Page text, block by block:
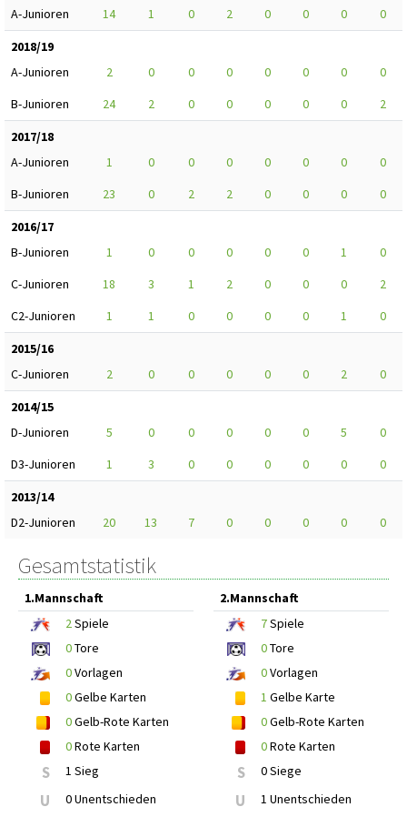
A-Junioren
14 1 0 2 0 0 0
0
2018/19
A-Junioren
2 0 0 0 0 0 0
0
B-Junioren
24 2 0 0 0 0 0
2
2017/18
A-Junioren
1 0 0 0 0 0 0
0
B-Junioren
23 0 2 2 0 0 0
0
2016/17
B-Junioren
1 0 0 0 0 0 1
0
C-Junioren
18 3 1 2 0 0 0
2
C2-Junioren
1 1 0 0 0 0 1
0
2015/16
C-Junioren
2 0 0 0 0 0 2
0
2014/15
D-Junioren
5 0 0 0 0 0 5
0
D3-Junioren
1 3 0 0 0 0 0
0
2013/14
D2-Junioren
20 13 7 0 0 0 0 0
Gesamtstatistik
1.Mannschaft
2Spiele
0Tore
0Vorlagen
0Gelbe Karten
0Gelb-Rote Karten
0Rote Karten
S 1 Sieg
U 0 Unentschieden
2.Mannschaft
7Spiele
0Tore
0Vorlagen
1 Gelbe Karte
0Gelb-Rote Karten
0Rote Karten
S 0 Siege
U 1 Unentschieden